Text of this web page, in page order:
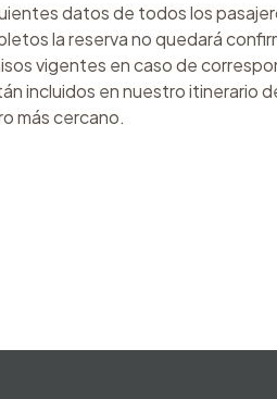
datos de todos los
la reserva no quedará
vigentes en caso de
incluidos en nuestro itinerario
más cercano.